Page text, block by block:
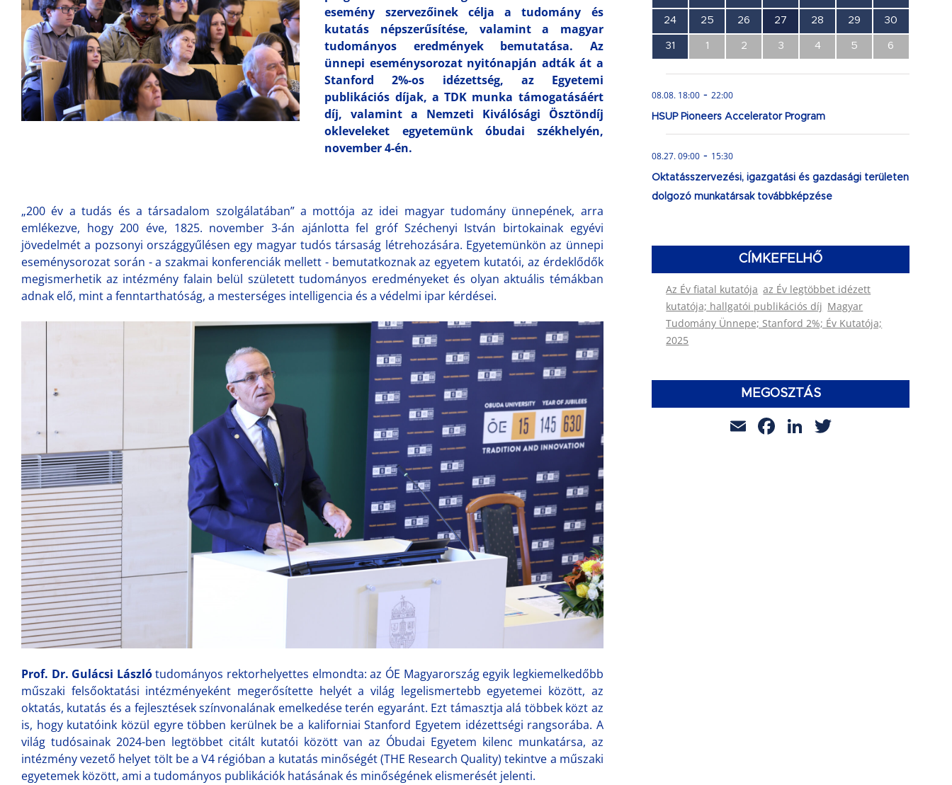
esemény szervezőinek célja a tudomány és
kutatás népszerűsítése, valamint a magyar
tudományos eredmények bemutatása. Az
ünnepi eseménysorozat nyitónapján adták át a
Stanford 2%-os idézettség, az Egyetemi
publikációs díjak, a TDK munka támogatásáért
díj, valamint a Nemzeti Kiválósági Ösztöndíj
okleveleket egyetemünk óbudai székhelyén,
november 4-én.
„200 év a tudás és a társadalom szolgálatában” a mottója az idei magyar tudomány ünnepének, arra
emlékezve, hogy 200 éve, 1825. november 3-án ajánlotta fel gróf Széchenyi István birtokainak egyévi
jövedelmét a pozsonyi országgyűlésen egy magyar tudós társaság létrehozására. Egyetemünkön az ünnepi
eseménysorozat során - a szakmai konferenciák mellett - bemutatkoznak az egyetem kutatói, az érdeklődők
megismerhetik az intézmény falain belül született tudományos eredményeket és olyan aktuális témákban
adnak elő, mint a fenntarthatóság, a mesterséges intelligencia és a védelmi ipar kérdései.
Prof. Dr. Gulácsi Lászlótudományos rektorhelyettes elmondta: az ÓE Magyarország egyik legkiemelkedőbb
műszaki felsőoktatási intézményeként megerősítette helyét a világ legelismertebb egyetemei között, az
oktatás, kutatás és a fejlesztések színvonalának emelkedése terén egyaránt. Ezt támasztja alá többek közt az
is, hogy kutatóink közül egyre többen kerülnek be a kaliforniai Stanford Egyetem idézettségi rangsorába. A
világ tudósainak 2024-ben legtöbbet citált kutatói között van az Óbudai Egyetem kilenc munkatársa, az
intézmény vezető helyet tölt be a V4 régióban a kutatás minőségét (THE Research Quality) tekintve a műszaki
egyetemek között, ami a tudományos publikációk hatásának és minőségének elismerését jelenti.
esemény,esemény,esemény,esemény,esemény,esemény,esemény,
0
esemény,
24
0
esemény,
25
0
esemény,
26
1
esemény,
27
0
esemény,
28
0
esemény,
29
0
esemény,
30
0
esemény,
31
0
esemény,
1
0
esemény,
2
0
esemény,
3
0
esemény,
4
0
esemény,
5
0
esemény,
6
08.08. 18:00 -22:00
HSUP Pioneers Accelerator Program
08.27. 09:00 - 15:30
Oktatásszervezési, igazgatási és gazdasági területen
dolgozó munkatársak továbbképzése
CÍMKEFELHŐ
Az Év fiatal kutatója az Év legtöbbet idézett
kutatója; hallgatói publikációs díj Magyar
Tudomány Ünnepe; Stanford 2%; Év Kutatója;
2025
MEGOSZTÁS
EmailFacebook
LinkedIn